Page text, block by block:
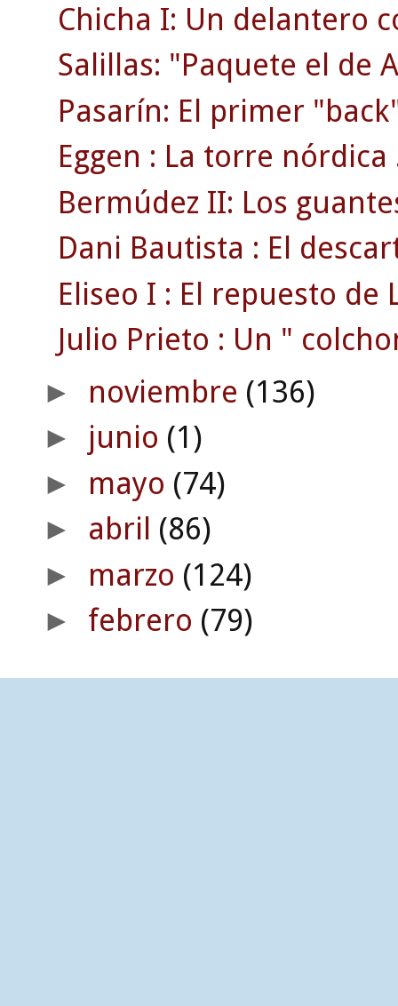
Chicha I: Un delantero
Salillas: "Paquete el de
Pasarín: El primer
Eggen : La torre nórdica
Bermúdez II: Los
Dani Bautista : El
Eliseo I : El repuesto de
Julio Prieto : Un "
► noviembre (136)
► junio (1)
► mayo (74)
► abril (86)
► marzo (124)
► febrero (79)